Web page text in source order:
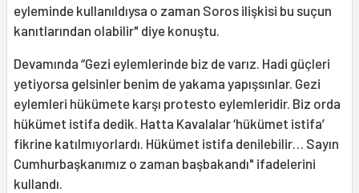
eyleminde kullanıldıysa o zaman Soros ilişkisi bu suçun
kanıtlarından olabilir" diye konuştu.
Devamında “Gezi eylemlerinde biz de varız. Hadi güçleri
yetiyorsa gelsinler benim de yakama yapışsınlar. Gezi
eylemleri hükümete karşı protesto eylemleridir. Biz orda
hükümet istifa dedik. Hatta Kavalalar ‘hükümet istifa’
fikrine katılmıyorlardı. Hükümet istifa denilebilir… Sayın
Cumhurbaşkanımız o zaman başbakandı" ifadelerini
kullandı.